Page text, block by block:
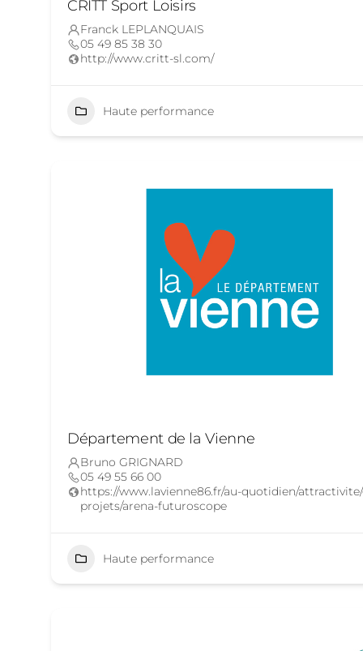
CRITT Sport Loisirs
Franck LEPLANQUAIS
05 49 85 38 30
http://www.critt-sl.com/
Haute performance
Département de la Vienne
Bruno GRIGNARD
05 49 55 66 00
https://www.lavienne86.fr/au-quotidien/
projets/arena-futuroscope
Haute performance